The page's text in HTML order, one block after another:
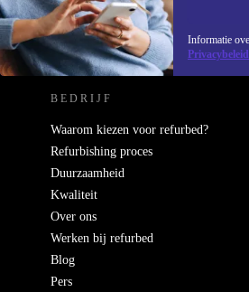
Informatie
Privacybeleid
REFURBED NEDERLAND -
BEDRIJF
Waarom kiezen voor refurbed?
Refurbishing proces
Duurzaamheid
Kwaliteit
Over ons
Werken bij refurbed
Blog
Pers